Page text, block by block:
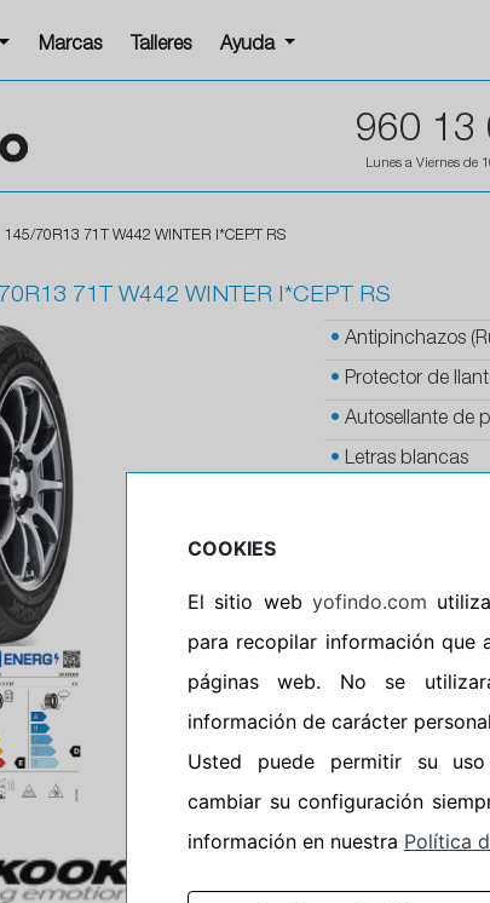
Marcas Talleres Ayuda
960 13
Lunes a Viernes de
145/70R13 71T W442 WINTER I*CEPT RS
71T W442 WINTER I*CEPT RS
• Antipinchazos
• Protector de
• Autosellante de
• Letras blancas
Oportunidad
•
COOKIES
El sitio web yofindo.com
para recopilar información que
páginas web. No se
información de carácter
Usted puede permitir su
cambiar su configuración
información en nuestra Política